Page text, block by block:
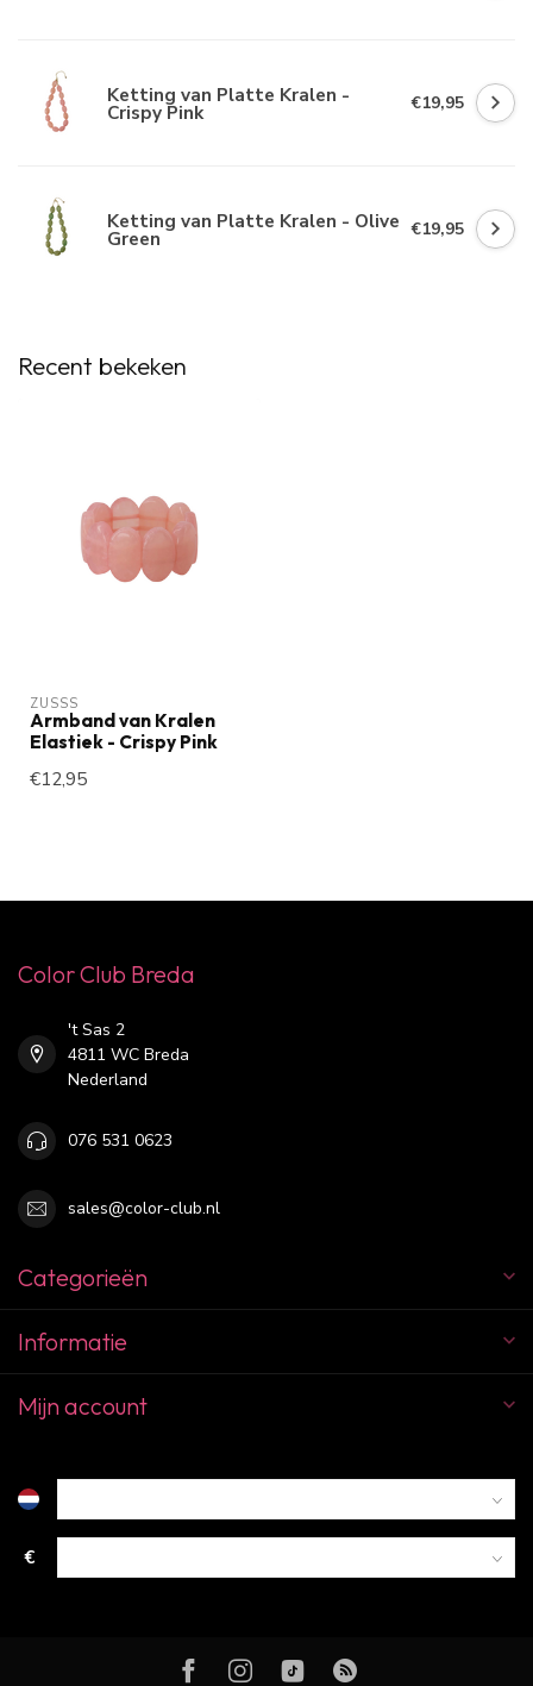
Ketting van Platte Kralen -
Crispy Pink €19,95
Ketting van Platte Kralen - Olive
Green €19,95
Recent bekeken
ZUSSS
Armband van Kralen
Elastiek - Crispy Pink
€12,95
Color Club Breda
't Sas 2
4811 WC Breda
Nederland
076 531 0623
sales@color-club.nl
Categorieën
Informatie
Mijn account
€